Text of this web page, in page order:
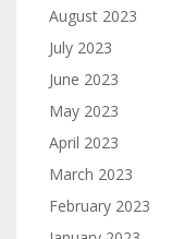
August 2023
July 2023
June 2023
May 2023
April 2023
March 2023
February 2023